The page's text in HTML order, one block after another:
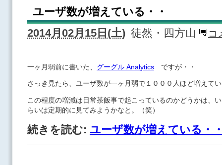
ユーザ数が増えている・・
2014月02月15日(土) 徒然・四方山 コ
一ヶ月弱前に書いた、 グーグル Analytics ですが・・
さっき見たら、ユーザ数が一ヶ月弱で１０００人ほど増えて
この程度の増減は日常茶飯事で起こっているのかどうかは、
らいは定期的に見てみようかなと。（笑）
続きを読む: ユーザ数が増えている・